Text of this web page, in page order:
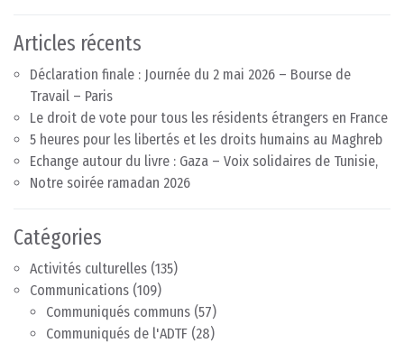
Articles récents
Déclaration finale : Journée du 2 mai 2026 – Bourse de
Travail – Paris
Le droit de vote pour tous les résidents étrangers en France
5 heures pour les libertés et les droits humains au Maghreb
Echange autour du livre : Gaza – Voix solidaires de Tunisie,
Notre soirée ramadan 2026
Catégories
Activités culturelles (135)
Communications (109)
Communiqués communs (57)
Communiqués de l'ADTF (28)